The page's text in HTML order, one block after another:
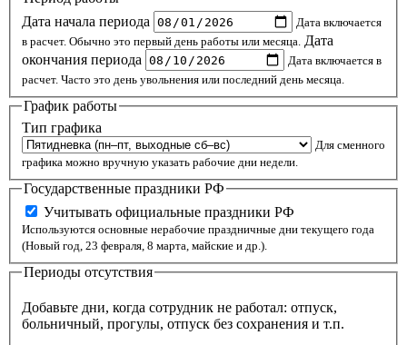
Дата начала периода
Дата включается
в расчет. Обычно это первый день работы или месяца. Дата
окончания периода
Дата включается в
расчет. Часто это день увольнения или последний день месяца.
График работы
Тип графика
Для сменного
графика можно вручную указать рабочие дни недели.
Государственные праздники РФ
Учитывать официальные праздники РФ
Используются основные нерабочие праздничные дни текущего года
(Новый год, 23 февраля, 8 марта, майские и др.).
Периоды отсутствия
Добавьте дни, когда сотрудник не работал: отпуск,
больничный, прогулы, отпуск без сохранения и т.п.